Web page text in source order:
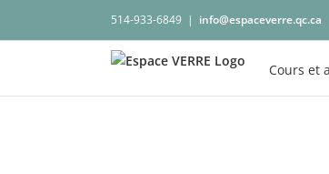
514-933-6849 | info@espaceverre.qc.ca
Cours et